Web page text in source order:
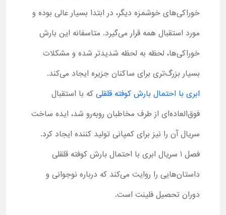
خوراکی‌های خوشمزه دیگر، در ابتدا بسیار عالی بوده و
مورد استقبال همه قرار می‌گیرد. متاسفانه این بارش
خوراکی‌ها، لحظه به لحظه شدیدتر شده و مشکلات
بسیار بزرگ‌تری برای ساکنان جزیره ایجاد می‌کند.
ابری با احتمال بارش کوفته قلقلی که با استقبال
فوق‌العاده‌ای از طرف مخاطبان روبه‌رو شد، ایده ساخت
سریال آن را نیز برای کمپانی تولید کننده ایجاد کرد.
فصل 1 سریال ابری با احتمال بارش کوفته قلقلی
داستان‌هایی را روایت می‌کند که درباره نوجوانی و
دوران تحصیل فلینت است.